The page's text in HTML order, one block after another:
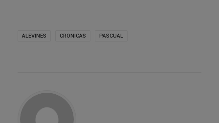
ALEVINES CRONICAS PASCUAL